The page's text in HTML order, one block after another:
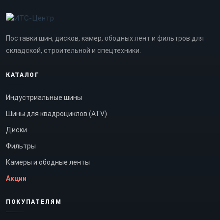
Поставки шин, дисков, камер, ободных лент и фильтров для
складской, строительной и спецтехники.
КАТАЛОГ
Индустриальные шины
Шины для квадроциклов (ATV)
Диски
Фильтры
Камеры и ободные ленты
Акции
ПОКУПАТЕЛЯМ